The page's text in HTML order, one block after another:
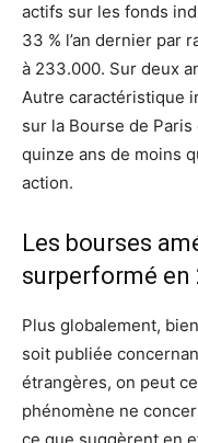
actifs sur les fonds
33 % l’an dernier par
à 233.000. Sur deux
Autre caractéristique
sur la Bourse de
quinze ans de moins
action.
Les bourses
surperformé en
Plus globalement,
soit publiée
étrangères, on peut
phénomène ne